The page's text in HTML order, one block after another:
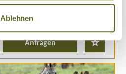
Ablehnen
Anfragen